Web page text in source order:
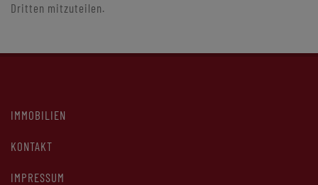
Dritten mitzuteilen.
IMMOBILIEN
KONTAKT
IMPRESSUM